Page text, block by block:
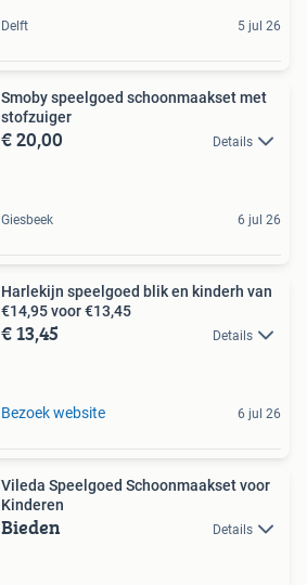
Delft 5 jul 26
Smoby speelgoed schoonmaakset met
stofzuiger
€ 20,00 Details
Giesbeek 6 jul 26
Harlekijn speelgoed blik en kinderh van
€14,95 voor €13,45
€ 13,45 Details
Bezoek website 6 jul 26
Vileda Speelgoed Schoonmaakset voor
Kinderen
Bieden Details